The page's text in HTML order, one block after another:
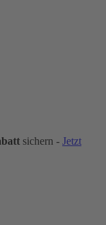
sichern - Jetzt